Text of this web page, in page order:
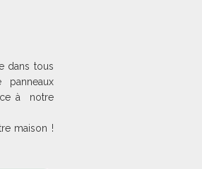
dans tous
à notre
maison !